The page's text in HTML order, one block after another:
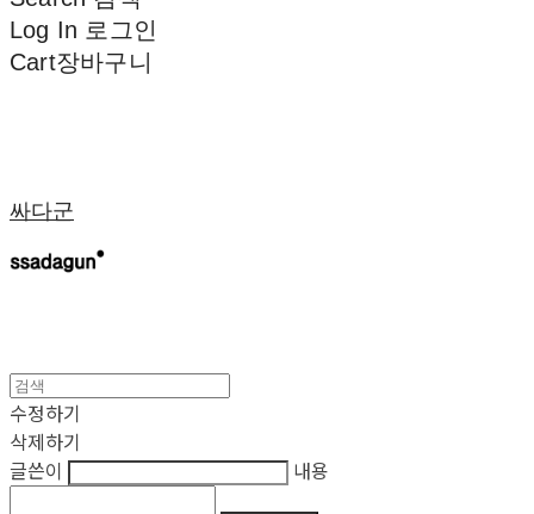
Log In 로그인
Cart장바구니
싸다군
수정하기
삭제하기
글쓴이
내용